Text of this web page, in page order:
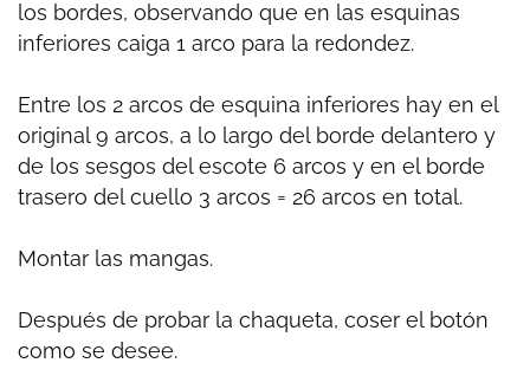
los bordes, observando que en las esquinas
inferiores caiga 1 arco para la redondez.
Entre los 2 arcos de esquina inferiores hay en el
original 9 arcos, a lo largo del borde delantero y
de los sesgos del escote 6 arcos y en el borde
trasero del cuello 3 arcos = 26 arcos en total.
Montar las mangas.
Después de probar la chaqueta, coser el botón
como se desee.